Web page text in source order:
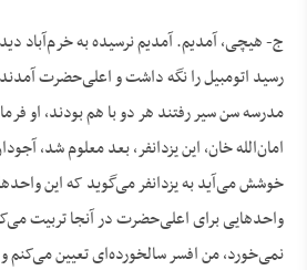
ج- هیچی، آمدیم. آمدیم نرسیده به خرم‌آباد
رسید اتومبیل را نگه داشت و اعلی‌حضرت آمدند
مدرسه سن سیر رفتند هر دو با هم بودند، او
امان‌الله خان، این یزدانفر، بعد معلوم شد،
خوشش می‌آید به یزدانفر می‌گوید که این
واحدهایی برای اعلی‌حضرت در آنجا تربیت
نمی‌خورد، من افسر سالخورده‌ای تعیین